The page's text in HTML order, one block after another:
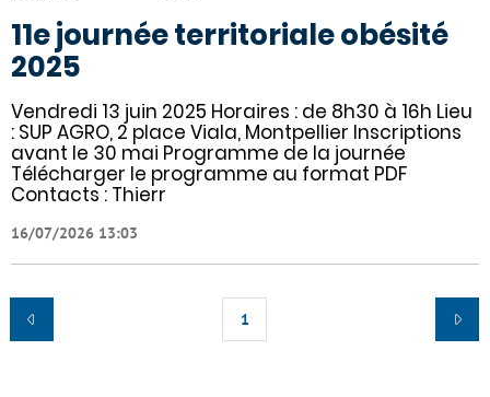
11e journée territoriale obésité
2025
Vendredi 13 juin 2025 Horaires : de 8h30 à 16h Lieu
: SUP AGRO, 2 place Viala, Montpellier Inscriptions
avant le 30 mai Programme de la journée
Télécharger le programme au format PDF
Contacts : Thierr
16/07/2026 13:03
1